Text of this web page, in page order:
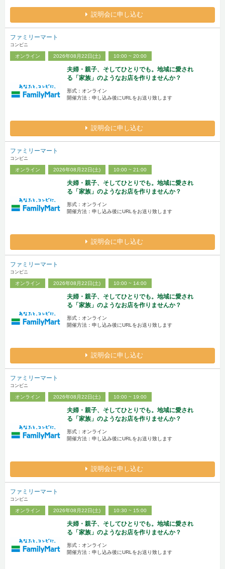
説明会に申し込む
ファミリーマート
コンビニ
オンライン 2026年08月22日(土) 10:00 ~ 20:00
夫婦・親子、そしてひとりでも。地域に愛され
る「家族」のようなお店を作りませんか？
形式：オンライン
開催方法：申し込み後にURLをお送り致します
説明会に申し込む
ファミリーマート
コンビニ
オンライン 2026年08月22日(土) 10:00 ~ 21:00
夫婦・親子、そしてひとりでも。地域に愛され
る「家族」のようなお店を作りませんか？
形式：オンライン
開催方法：申し込み後にURLをお送り致します
説明会に申し込む
ファミリーマート
コンビニ
オンライン 2026年08月22日(土) 10:00 ~ 14:00
夫婦・親子、そしてひとりでも。地域に愛され
る「家族」のようなお店を作りませんか？
形式：オンライン
開催方法：申し込み後にURLをお送り致します
説明会に申し込む
ファミリーマート
コンビニ
オンライン 2026年08月22日(土) 10:00 ~ 19:00
夫婦・親子、そしてひとりでも。地域に愛され
る「家族」のようなお店を作りませんか？
形式：オンライン
開催方法：申し込み後にURLをお送り致します
説明会に申し込む
ファミリーマート
コンビニ
オンライン 2026年08月22日(土) 10:30 ~ 15:00
夫婦・親子、そしてひとりでも。地域に愛され
る「家族」のようなお店を作りませんか？
形式：オンライン
開催方法：申し込み後にURLをお送り致します